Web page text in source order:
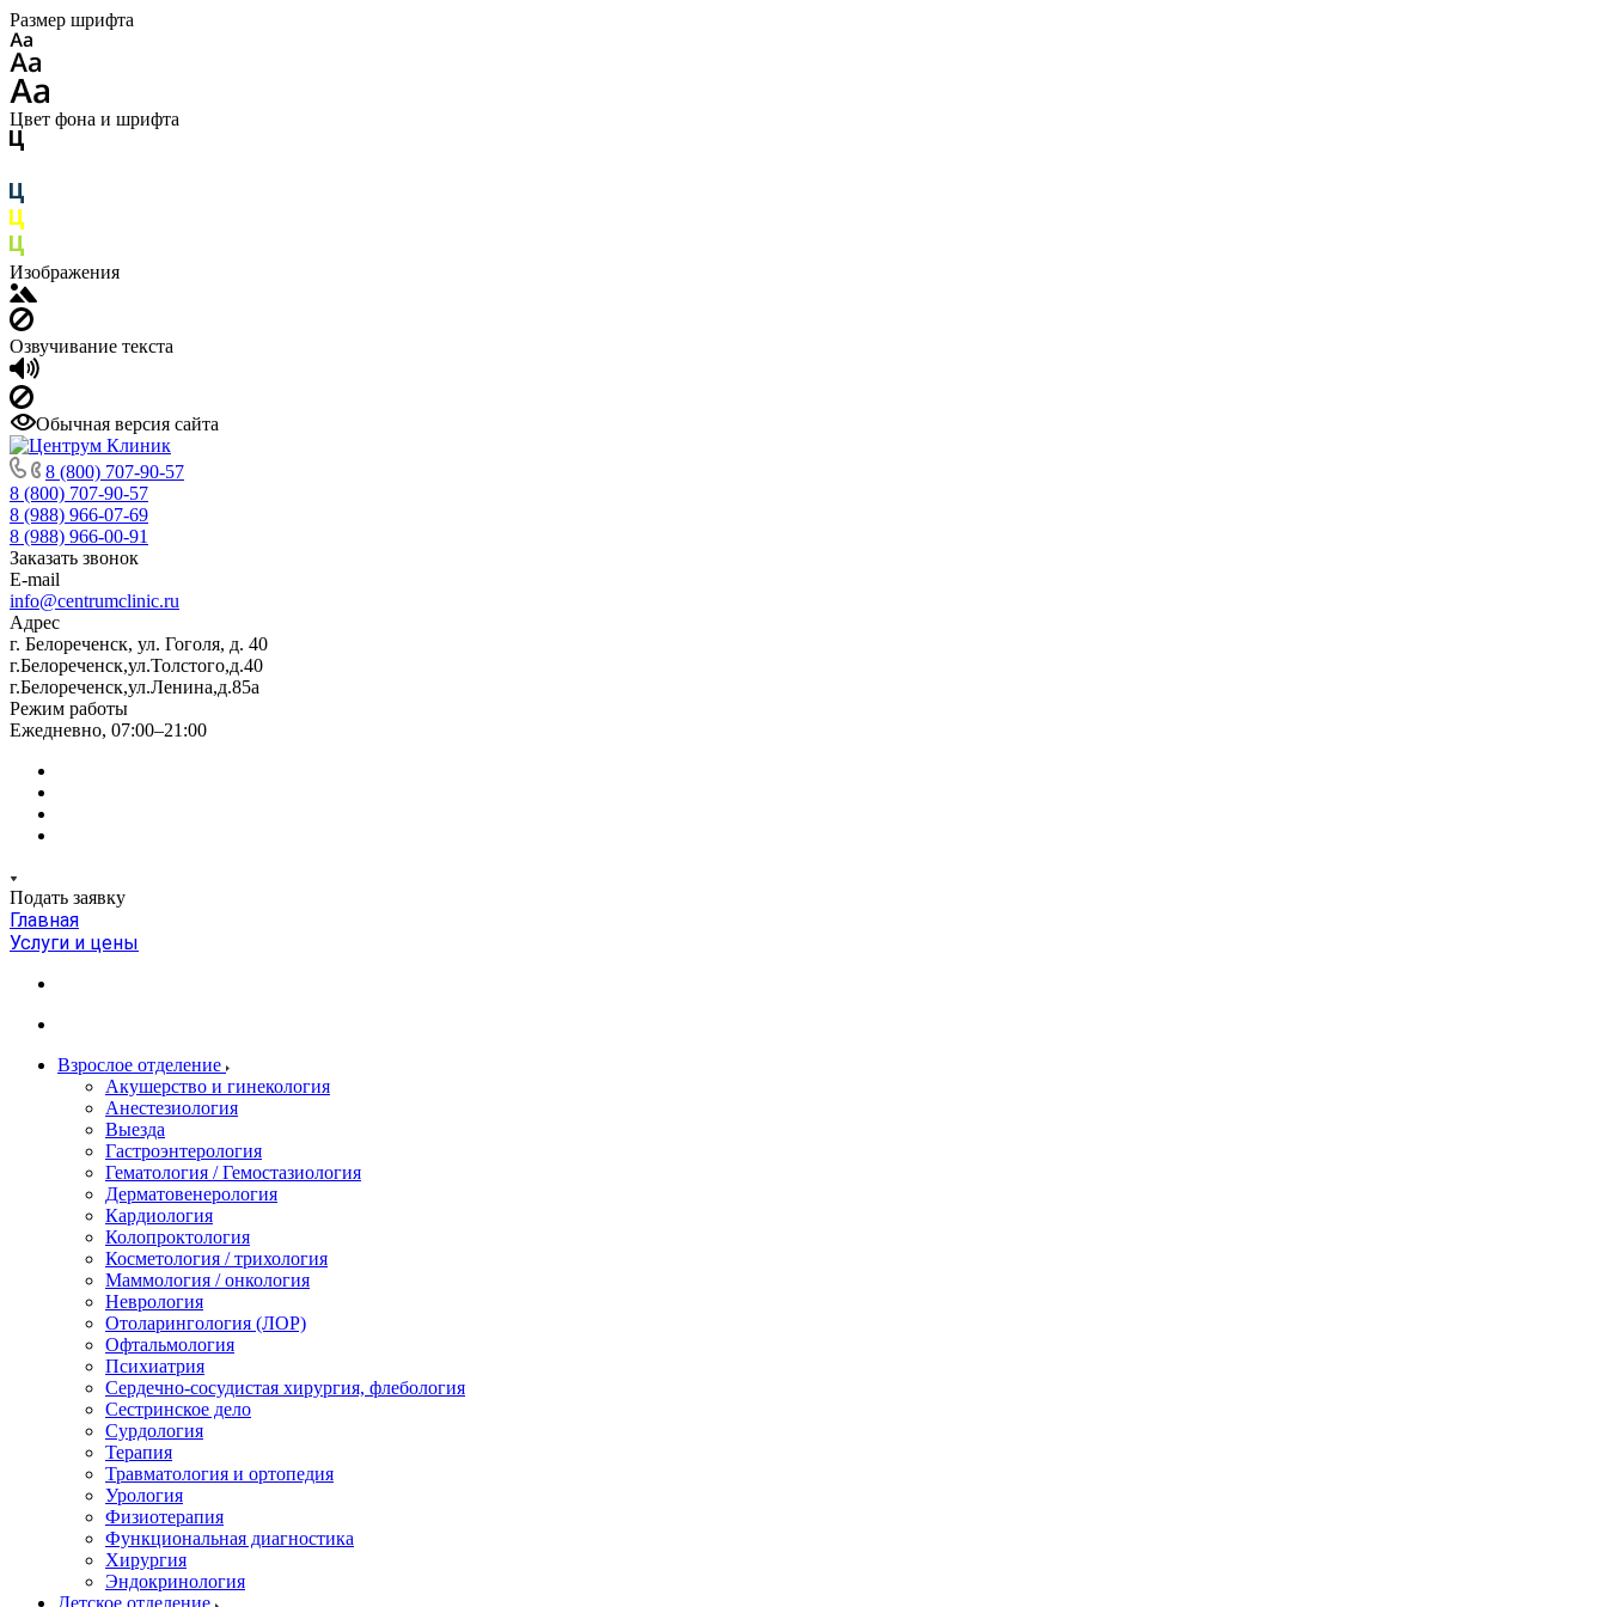
Размер шрифта
Цвет фона и шрифта
Изображения
Озвучивание текста
Обычная версия сайта
8 (800) 707-90-57
8 (800) 707-90-57
8 (988) 966-07-69
8 (988) 966-00-91
Заказать звонок
E-mail
info@centrumclinic.ru
Адрес
г. Белореченск, ул. Гоголя, д. 40
г.Белореченск,ул.Толстого,д.40
г.Белореченск,ул.Ленина,д.85а
Режим работы
Ежедневно, 07:00–21:00
Подать заявку
Главная
Услуги и цены
Взрослое отделение
Акушерство и гинекология
Анестезиология
Выезда
Гастроэнтерология
Гематология / Гемостазиология
Дерматовенерология
Кардиология
Колопроктология
Косметология / трихология
Маммология / онкология
Неврология
Отоларингология (ЛОР)
Офтальмология
Психиатрия
Сердечно-сосудистая хирургия, флебология
Сестринское дело
Сурдология
Терапия
Травматология и ортопедия
Урология
Физиотерапия
Функциональная диагностика
Хирургия
Эндокринология
Детское отделение